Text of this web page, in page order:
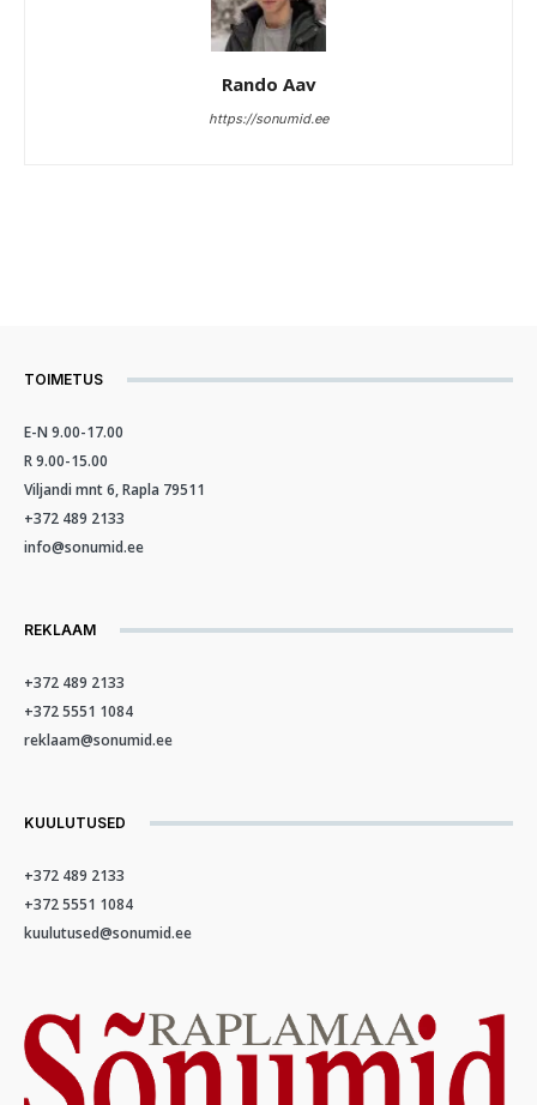
Rando Aav
https://sonumid.ee
TOIMETUS
E-N 9.00-17.00
R 9.00-15.00
Viljandi mnt 6, Rapla 79511
+372 489 2133
info@sonumid.ee
REKLAAM
+372 489 2133
+372 5551 1084
reklaam@sonumid.ee
KUULUTUSED
+372 489 2133
+372 5551 1084
kuulutused@sonumid.ee